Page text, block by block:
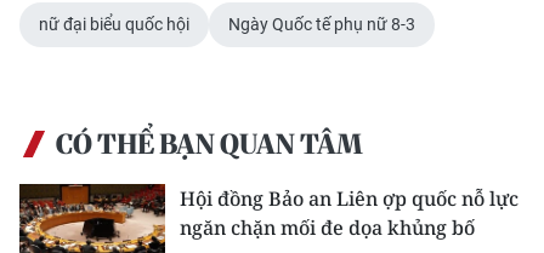
Đồng bằng sông Hồng
Duyên hải Nam Trung Bộ và Tây
Đông Nam Bộ
nữ đại biểu quốc hội Ngày Quốc tế phụ nữ 8-3
CÓ THỂ BẠN QUAN TÂM
Hội đồng Bảo an Liên ợp quốc nỗ lực
ngăn chặn mối đe dọa khủng bố